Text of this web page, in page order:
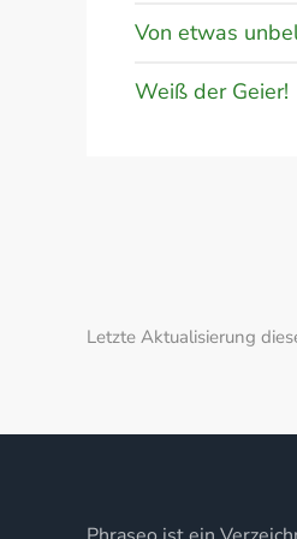
Von etwas
Weiß der Geier!
Letzte Aktualisierung